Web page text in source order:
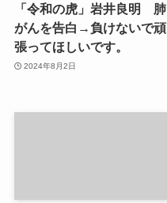
「令和の虎」岩井良明 肺
がんを告白→負けないで頑
張ってほしいです。
2024年8月2日